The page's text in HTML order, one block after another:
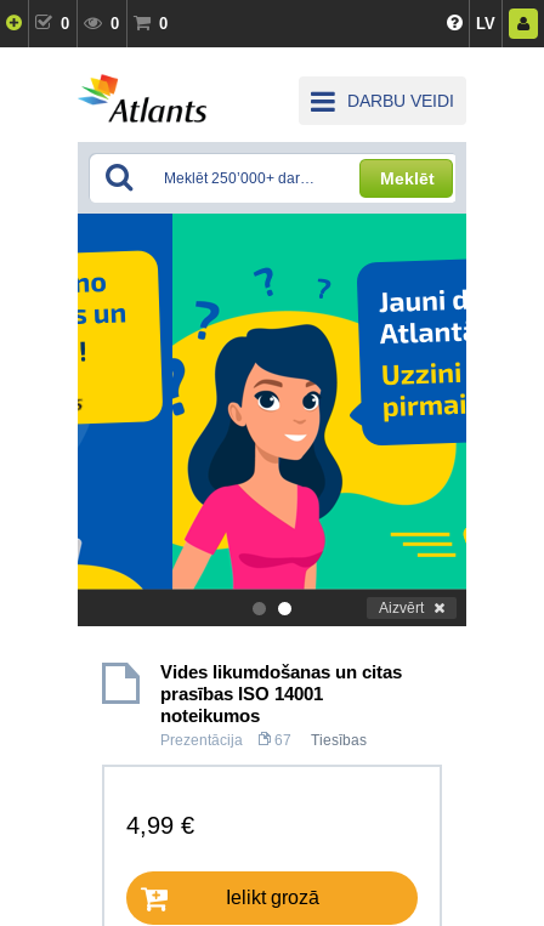
0 0 0 LV
DARBU VEIDI
Meklēt
. Aizvērt
Vides likumdošanas un citas
prasības ISO 14001
noteikumos
Prezentācija 67 Tiesības
4,99 €
Ielikt grozā